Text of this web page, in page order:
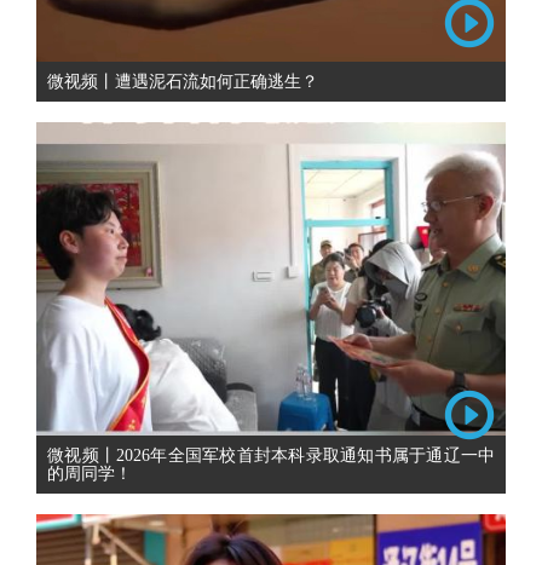
微视频丨遭遇泥石流如何正确逃生？
微视频丨2026年全国军校首封本科录取通知书属于通辽一中
的周同学！